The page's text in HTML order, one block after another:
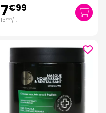
7€99
15€98/l.